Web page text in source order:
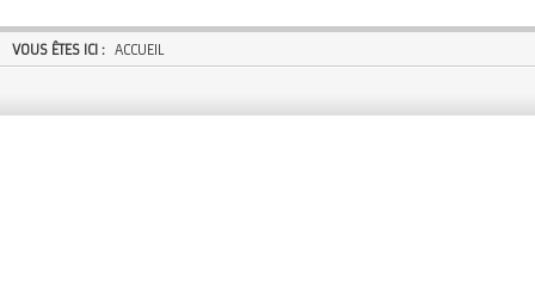
VOUS ÊTES ICI : ACCUEIL